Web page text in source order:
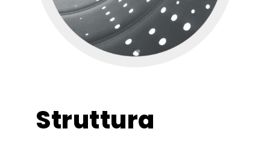
Struttura